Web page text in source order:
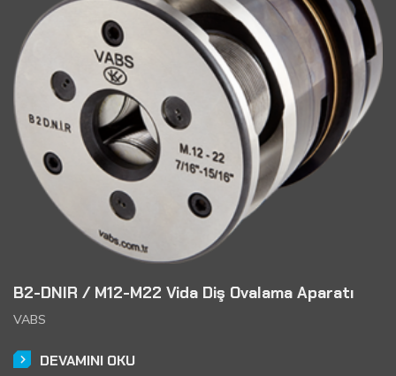
B2-DNIR / M12-M22 Vida Diş Ovalama Aparatı
VABS
DEVAMINI OKU